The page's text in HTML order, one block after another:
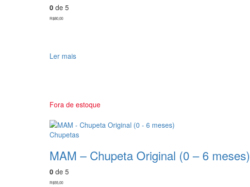
0 de 5
R$80,00
Ler mais
Fora de estoque
Chupetas
MAM – Chupeta Original (0 – 6 meses)
0 de 5
R$55,00